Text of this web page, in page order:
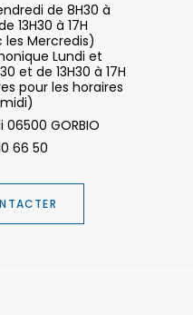
de 8H30 à
13H30 à 17H
Mercredis)
Lundi et
et de 13H30 à 17H
pour les horaires
GORBIO
66 50